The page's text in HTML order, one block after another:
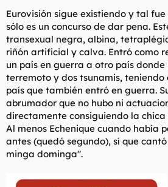
Eurovisión sigue existiendo y tal
sólo es un concurso de dar pena.
transexual negra, albina,
riñón artificial y calva. Entró como
un país en guerra a otro país donde
terremoto y dos tsunamis, teniendo
país que también entró en guerra.
abrumador que no hubo ni
directamente consiguiendo la chica
Al menos Echenique cuando había
antes (quedó segundo), sí que
minga dominga".